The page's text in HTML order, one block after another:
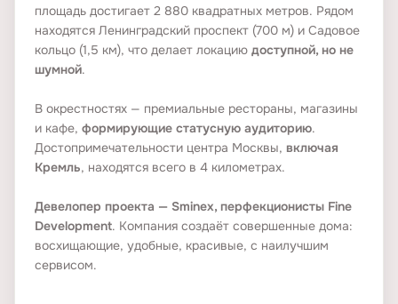
площадь достигает 2 880 квадратных метров. Рядом
находятся Ленинградский проспект (700 м) и Садовое
кольцо (1,5 км), что делает локацию доступной, но не
шумной.
В окрестностях — премиальные рестораны, магазины
и кафе, формирующие статусную аудиторию.
Достопримечательности центра Москвы, включая
Кремль, находятся всего в 4 километрах.
Девелопер проекта — Sminex, перфекционисты Fine
Development. Компания создаёт совершенные дома:
восхищающие, удобные, красивые, с наилучшим
сервисом.